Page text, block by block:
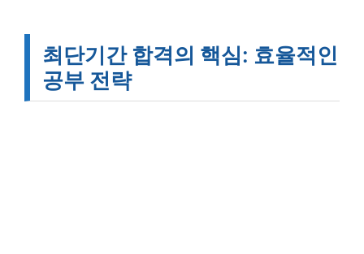
최단기간 합격의 핵심: 효율적인
공부 전략